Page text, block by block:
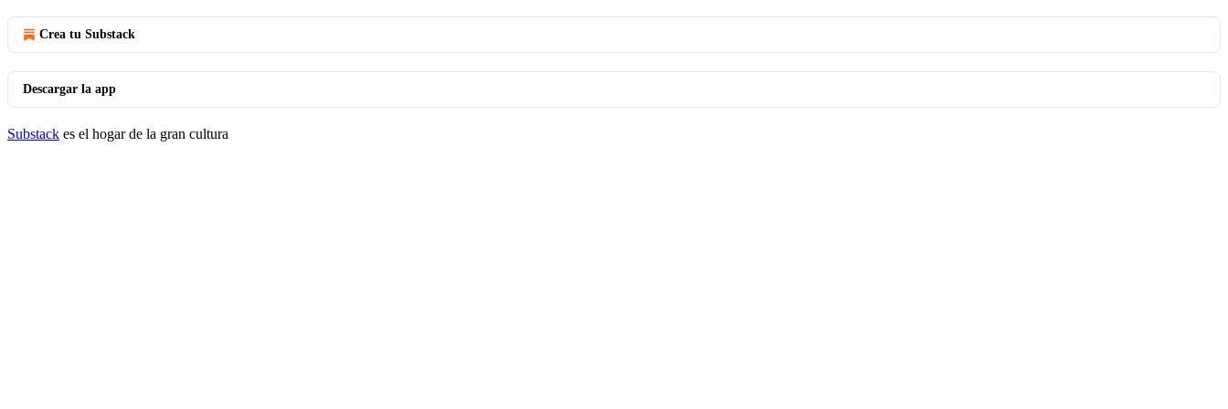
Crea tu Substack
Descargar la app
Substack es el hogar de la gran cultura